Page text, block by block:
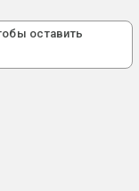
оставить